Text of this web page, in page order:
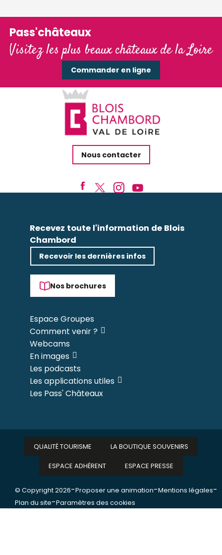
Pass'châteaux
Visitez les plus beaux châteaux de la Loire
Commander en ligne
Nous contacter
Recevez toute l'information de Blois
Chambord
Recevoir les dernières infos
Nos brochures
Espace Groupes
Comment venir ?
Webcams
En images
Les podcasts
Les applications utiles
Les Pass' Châteaux
© Copyright 2026-Proposer une animation-Mentions légales-
Plan du site-Paramètres des cookies
QUALITÉ TOURISME LA BOUTIQUE SOUVENIRS
ESPACE ADHÉRENT ESPACE PRESSE